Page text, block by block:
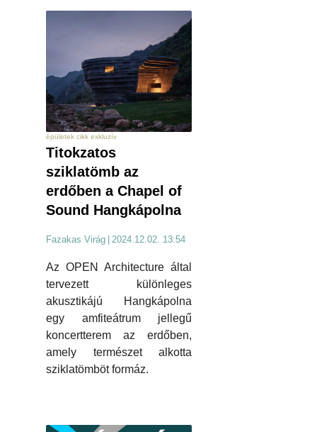
épületek cikk exkluzív
Titokzatos
sziklatömb az
erdőben a Chapel of
Sound Hangkápolna
Fazakas Virág 2024.12.02. 13:54
Az OPEN Architecture által
tervezett különleges
akusztikájú Hangkápolna
egy amfiteátrum jellegű
koncertterem az erdőben,
amely természet alkotta
sziklatömböt formáz.